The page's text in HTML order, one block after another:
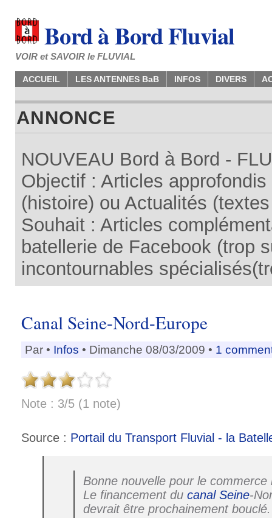
Bord à Bord Fluvial
VOIR et SAVOIR le FLUVIAL
ACCUEIL LES ANTENNES BaB INFOS DIVERS
ANNONCE
NOUVEAU Bord à Bord -
Objectif : Articles
(histoire) ou Actualités
Souhait : Articles
batellerie de Facebook (trop
incontournables
Canal Seine-Nord-Europe
Par • Infos • Dimanche 08/03/2009 • 1
Note : 3/5 (1 note)
Source : Portail du Transport Fluvial - la
Bonne nouvelle pour le commerce
Le financement du canal Seine-
devrait être prochainement bouclé.